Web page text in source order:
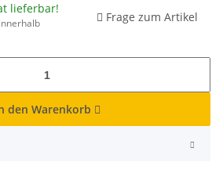
lieferbar!
Frage zum Artikel
den Warenkorb